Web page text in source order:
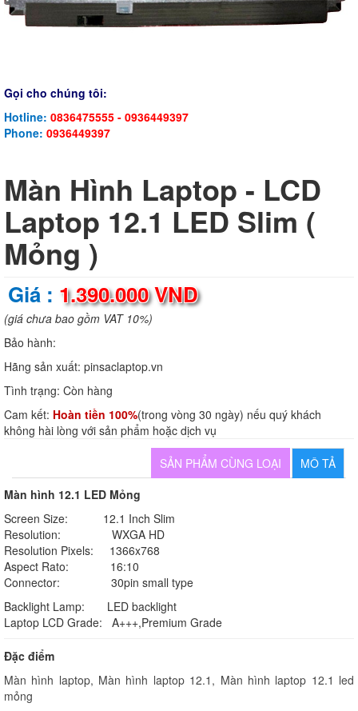
Gọi cho chúng tôi:
Hotline: 0836475555 - 0936449397
Phone: 0936449397
Màn Hình Laptop - LCD
Laptop 12.1 LED Slim (
Mỏng )
Giá : 1.390.000 VND
(giá chưa bao gồm VAT 10%)
Bảo hành:
Hãng sản xuất: pinsaclaptop.vn
Tình trạng: Còn hàng
Cam kết: Hoàn tiền 100%(trong vòng 30 ngày) nếu quý khách
không hài lòng với sản phẩm hoặc dịch vụ
MÔ TẢ
SẢN PHẨM CÙNG LOẠI
Màn hình 12.1 LED Mỏng
Screen Size: 12.1 Inch Slim
Resolution: WXGA HD
Resolution Pixels: 1366x768
Aspect Rato: 16:10
Connector: 30pin small type
Backlight Lamp: LED backlight
Laptop LCD Grade: A+++,Premium Grade
Đặc điểm
Màn hình laptop, Màn hình laptop 12.1, Màn hình laptop 12.1 led
mỏng